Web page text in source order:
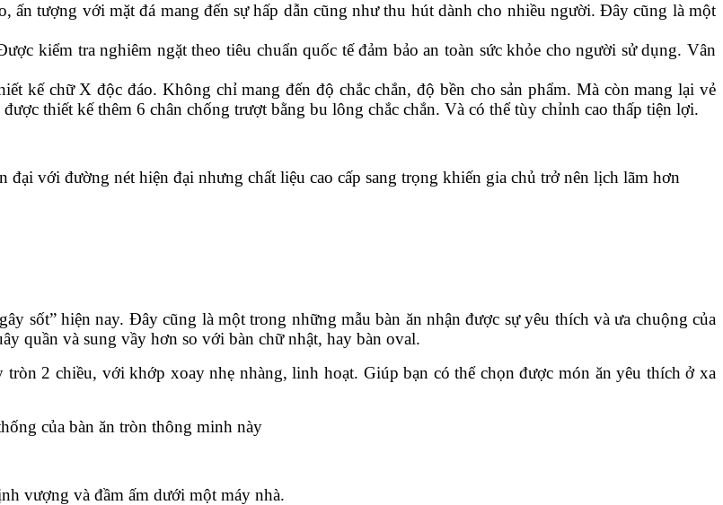
ấn tượng với mặt đá mang đến sự hấp dẫn cũng như thu hút dành cho nhiều người. Đây cũng là một
kiểm tra nghiêm ngặt theo tiêu chuẩn quốc tế đảm bảo an toàn sức khỏe cho người sử dụng. Vân
kế chữ X độc đáo. Không chỉ mang đến độ chắc chắn, độ bền cho sản phẩm. Mà còn mang lại vẻ
thiết kế thêm 6 chân chống trượt bằng bu lông chắc chắn. Và có thể tùy chỉnh cao thấp tiện lợi.
với đường nét hiện đại nhưng chất liệu cao cấp sang trọng khiến gia chủ trở nên lịch lãm hơn
sốt” hiện nay. Đây cũng là một trong những mẫu bàn ăn nhận được sự yêu thích và ưa chuộng của
quần và sung vầy hơn so với bàn chữ nhật, hay bàn oval.
2 chiều, với khớp xoay nhẹ nhàng, linh hoạt. Giúp bạn có thể chọn được món ăn yêu thích ở xa
của bàn ăn tròn thông minh này
vượng và đầm ấm dưới một máy nhà.